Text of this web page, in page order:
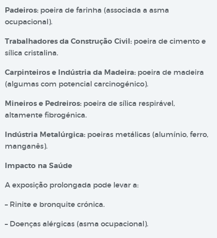
Padeiros: poeira de farinha (associada a asma
ocupacional).
Trabalhadores da Construção Civil: poeira de cimento e
sílica cristalina.
Carpinteiros e Indústria da Madeira: poeira de madeira
(algumas com potencial carcinogénico).
Mineiros e Pedreiros: poeira de sílica respirável,
altamente fibrogénica.
Indústria Metalúrgica: poeiras metálicas (alumínio, ferro,
manganês).
Impacto na Saúde
A exposição prolongada pode levar a:
– Rinite e bronquite crónica.
– Doenças alérgicas (asma ocupacional).